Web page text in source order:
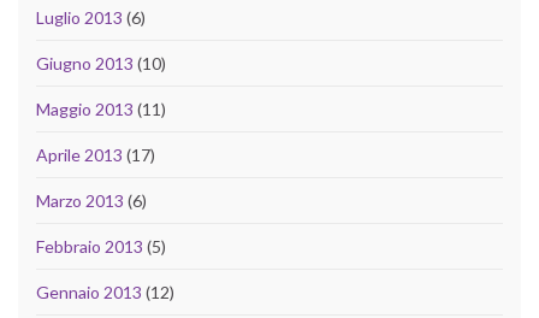
Luglio 2013 (6)
Giugno 2013 (10)
Maggio 2013 (11)
Aprile 2013 (17)
Marzo 2013 (6)
Febbraio 2013 (5)
Gennaio 2013 (12)